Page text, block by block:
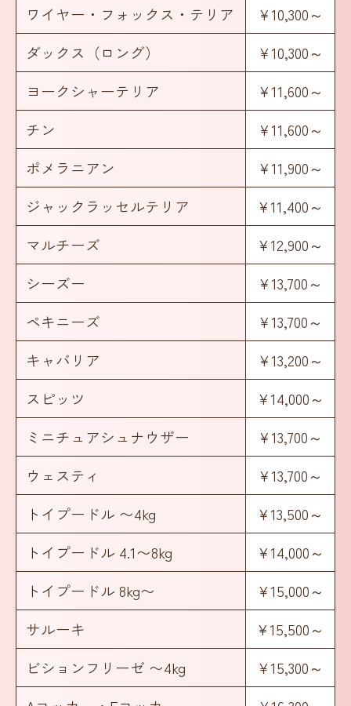
ワイヤー・フォックス・テリア
¥10,300～
ダックス（ロング）
¥10,300～
ヨークシャーテリア
¥11,600～
チン
¥11,600～
ポメラニアン
¥11,900～
ジャックラッセルテリア
¥11,400～
マルチーズ
¥12,900～
シーズー
¥13,700～
ペキニーズ
¥13,700～
キャバリア
¥13,200～
スピッツ
¥14,000～
ミニチュアシュナウザー
¥13,700～
ウェスティ
¥13,700～
トイプードル 〜4kg
¥13,500～
トイプードル 4.1〜8kg
¥14,000～
トイプードル 8kg〜
¥15,000～
サルーキ
¥15,500～
ビションフリーゼ 〜4kg
¥15,300～